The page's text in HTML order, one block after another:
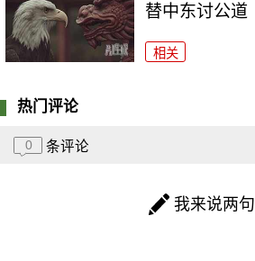
替中东讨公道
相关
热门评论
0 条评论
我来说两句